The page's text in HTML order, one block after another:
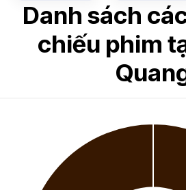
Danh sách
chiếu phim